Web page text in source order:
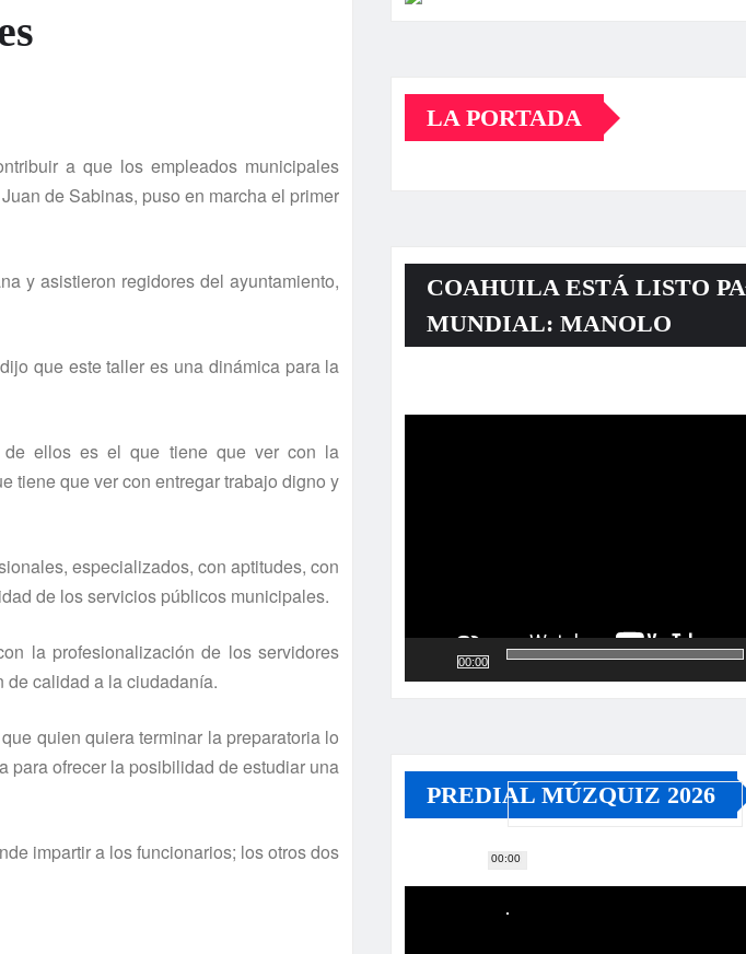
a que los empleados municipales
de Sabinas, puso en marcha el primer
y asistieron regidores del ayuntamiento,
que este taller es una dinámica para la
ellos es el que tiene que ver con la
tiene que ver con entregar trabajo digno y
especializados, con aptitudes, con
de los servicios públicos municipales.
la profesionalización de los servidores
calidad a la ciudadaní­a.
quien quiera terminar la preparatoria lo
para ofrecer la posibilidad de estudiar una
impartir a los funcionarios; los otros dos
LA PORTADA
COAHUILA ESTÁ LISTO
MUNDIAL: MANOLO
00:00
00:00
PREDIAL MÚZQUIZ 2026
Reproductor